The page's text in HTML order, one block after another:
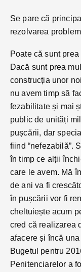
Se pare că
rezolvarea
Poate că sunt
Dacă sunt prea
construcția unor
nu avem timp să
fezabilitate și mai
public de unități
pușcării, dar
fiind “nefezabilă”.
în timp ce alții
care le avem. Mă
de ani va fi
în pușcării vor fi
cheltuiește acum
cred că realizarea
afacere și încă
Bugetul pentru
Penitenciarelor a